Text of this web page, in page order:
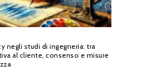
negli studi di ingegneria: tra
al cliente, consenso e misure